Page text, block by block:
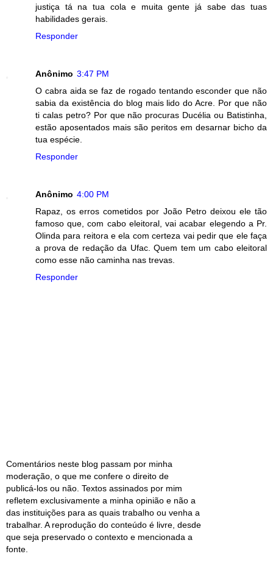
justiça tá na tua cola e muita gente já sabe das tuas
habilidades gerais.
Responder
Anônimo 3:47 PM
O cabra aida se faz de rogado tentando esconder que não
sabia da existência do blog mais lido do Acre. Por que não
ti calas petro? Por que não procuras Ducélia ou Batistinha,
estão aposentados mais são peritos em desarnar bicho da
tua espécie.
Responder
Anônimo 4:00 PM
Rapaz, os erros cometidos por João Petro deixou ele tão
famoso que, com cabo eleitoral, vai acabar elegendo a Pr.
Olinda para reitora e ela com certeza vai pedir que ele faça
a prova de redação da Ufac. Quem tem um cabo eleitoral
como esse não caminha nas trevas.
Responder
Comentários neste blog passam por minha
moderação, o que me confere o direito de
publicá-los ou não. Textos assinados por mim
refletem exclusivamente a minha opinião e não a
das instituições para as quais trabalho ou venha a
trabalhar. A reprodução do conteúdo é livre, desde
que seja preservado o contexto e mencionada a
fonte.